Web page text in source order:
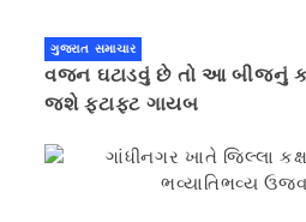
ગુજરાત સમાચાર
વજન ઘટાડવું છે તો આ બીજનું
જશે ફટાફટ ગાયબ